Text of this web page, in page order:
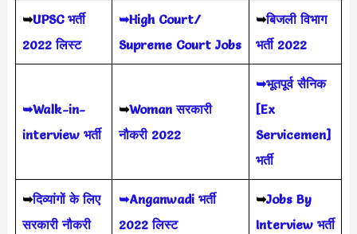
➥UPSC भर्ती
2022 लिस्ट
➥High Court/
Supreme Court Jobs
➥बिजली विभाग
भर्ती 2022
➥Walk-in-
interview भर्ती
➥Woman सरकारी
नौकरी 2022
➥भूतपूर्व सैनिक
[Ex
Servicemen]
भर्ती
➥दिव्यांगों के लिए
सरकारी नौकरी
➥Anganwadi भर्ती
2022 लिस्ट
➥Jobs By
Interview भर्ती